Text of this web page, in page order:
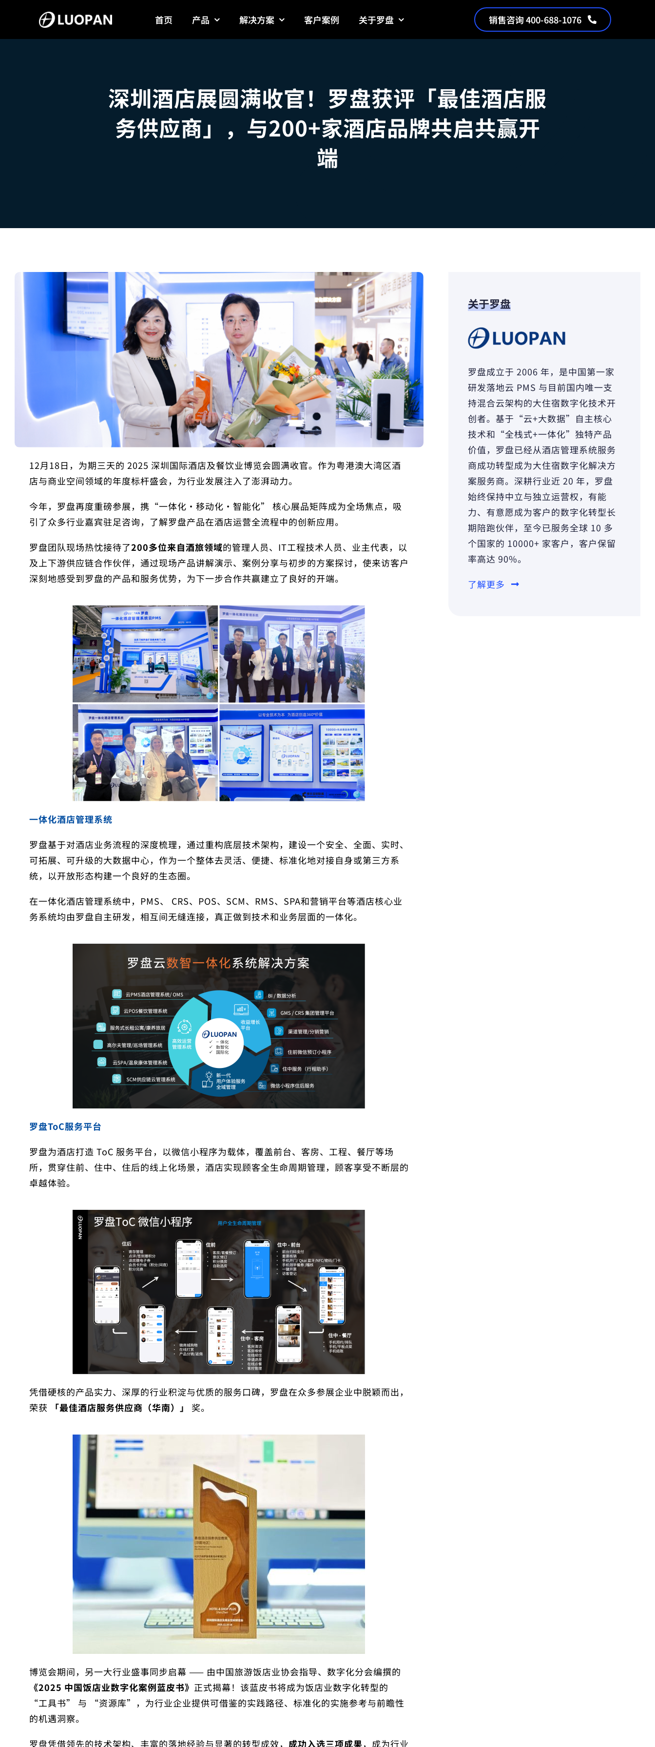
content
首页 产品 解决方案 客户案例 关于罗盘 销售咨询 400-688-1076
深圳酒店展圆满收官！罗盘获评「最佳酒店服
务供应商」，与200+家酒店品牌共启共赢开
端
12月18日，为期三天的 2025 深圳国际酒店及餐饮业博览会圆满收官。作为粤港澳大湾区酒
店与商业空间领域的年度标杆盛会，为行业发展注入了澎湃动力。
今年， 罗盘再度重磅参展，携“一体化・移动化・智能化” 核心展品矩阵成为全场焦点，吸
引了众多行业嘉宾驻足咨询，了解罗盘产品在酒店运营全流程中的创新应用。
罗盘团队现场热忱接待了200多位来自酒旅领域的管理人员、IT工程技术人员、业主代表，以
及上下游供应链合作伙伴，通过现场产品讲解演示、案例分享与初步的方案探讨，使来访客户
深刻地感受到罗盘的产品和服务优势，为下一步合作共赢建立了良好的开端。
一体化酒店管理系统
罗盘基于对酒店业务流程的深度梳理，通过重构底层技术架构，建设一个安全、全面、实时、
可拓展、可升级的大数据中心，作为一个整体去灵活、便捷、标准化地对接自身或第三方系
统，以开放形态构建一个良好的生态圈。
在一体化酒店管理系统中，PMS、 CRS、POS、SCM、RMS、SPA和营销平台等酒店核心业
务系统均由罗盘自主研发，相互间无缝连接，真正做到技术和业务层面的一体化。
罗盘ToC服务平台
罗盘为酒店打造 ToC 服务平台，以微信小程序为载体，覆盖前台、客房、工程、餐厅等场
所，贯穿住前、住中、住后的线上化场景，酒店实现顾客全生命周期管理，顾客享受不断层的
卓越体验。
凭借硬核的产品实力、深厚的行业积淀与优质的服务口碑，罗盘在众多参展企业中脱颖而出，
荣获
「最佳酒店服务供应商（华南）」 奖。
博览会期间，另一大行业盛事同步启幕 —— 由中国旅游饭店业协会指导、数字化分会编撰的
《2025 中国饭店业数字化案例蓝皮书》 正式揭幕！该蓝皮书将成为饭店业数字化转型的
“工具书” 与 “资源库”，为行业企业提供可借鉴的实践路径、标准化的实施参考与前瞻性
的机遇洞察。
罗盘凭借领先的技术架构、丰富的落地经验与显著的转型成效， 成功入选三项成果，成为行业
关于罗盘
罗盘成立于 2006 年，是中国第一家
研发落地云 PMS 与目前国内唯一支
持混合云架构的大住宿数字化技术开
创者。基于“云+大数据”自主核心
技术和“全栈式+一体化”独特产品
价值，罗盘已经从酒店管理系统服务
商成功转型成为大住宿数字化解决方
案服务商。深耕行业近 20 年，罗盘
始终保持中立与独立运营权，有能
力、有意愿成为客户的数字化转型长
期陪跑伙伴，至今已服务全球 10 多
个国家的 10000+ 家客户，客户保留
率高达 90%。
了解更多